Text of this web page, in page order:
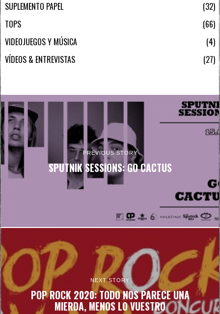
SUPLEMENTO PAPEL
32
TOPS
66
VIDEOJUEGOS Y MÚSICA
4
VÍDEOS & ENTREVISTAS
27
PREVIOUS STORY
SPUTNIK SESSIONS: GO CACTUS
NEXT STORY
POP ROCK 2020: TODO NOS PARECE UNA
MIERDA, MENOS LO VUESTRO